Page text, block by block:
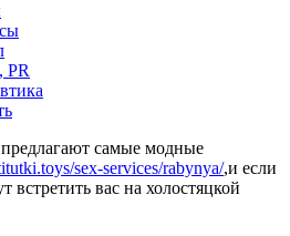
PR
самые модные
sex-services/rabynya/,и если
встретить вас на холостяцкой